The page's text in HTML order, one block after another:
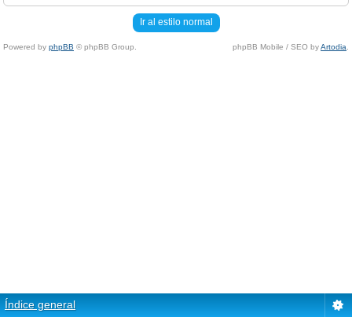
Ir al estilo normal
Powered by phpBB © phpBB Group. phpBB Mobile / SEO byArtodia
Índice general